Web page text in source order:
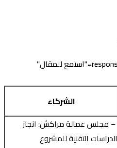
[responsivevoice_button buttontext="استمع للمقال"
الشركاء
– مجلس عمالة مراكش: انجاز
الدراسات التقنية للمشروع